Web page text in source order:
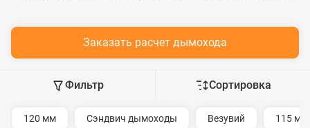
Заказать расчет дымохода
Фильтр Сортировка
120 мм Сэндвич дымоходы Везувий 115 мм